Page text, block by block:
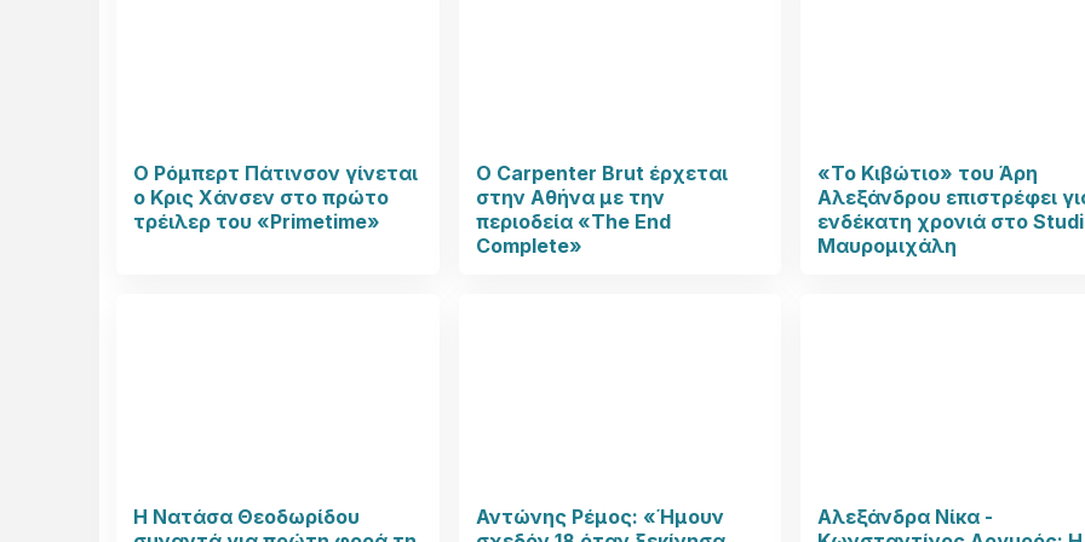
Ο Ρόμπερτ Πάτινσον γίνεται
ο Κρις Χάνσεν στο πρώτο
τρέιλερ του «Primetime»
Ο Carpenter Brut έρχεται
στην Αθήνα με την
περιοδεία «The End
Complete»
«Το Κιβώτιο» του Άρη
Αλεξάνδρου επιστρέφει
ενδέκατη χρονιά στο
Μαυρομιχάλη
Η Νατάσα Θεοδωρίδου
Αντώνης Ρέμος: «Ήμουν
Αλεξάνδρα Νίκα -